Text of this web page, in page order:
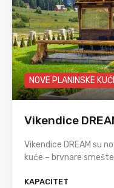
NOVE PLANINSKE
Vikendice
Vikendice DREAM su
kuće – brvnare
KAPACITET